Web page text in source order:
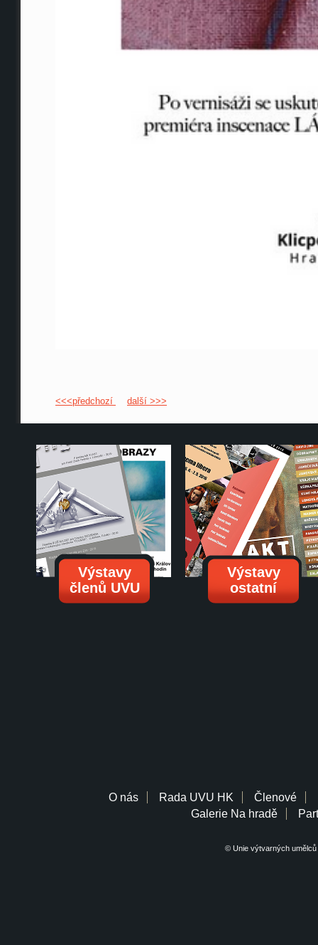
<<<předchozí další >>>
Výstavy
členů UVU
Výstavy
ostatní
O nás Rada UVU HK Členové
Galerie Na hradě
© Unie výtvarných